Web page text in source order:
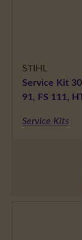
STIHL
Service Kit
91, FS 111,
Service Kits